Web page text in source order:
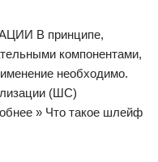
В принципе,
компонентами,
необходимо.
(ШС)
» Что такое шлейф